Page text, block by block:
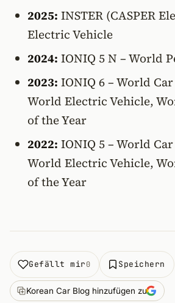
2025: INSTER (CASPER
Electric Vehicle
2024: IONIQ 5 N – World
2023: IONIQ 6 – World
World Electric Vehicle,
of the Year
2022: IONIQ 5 – World
World Electric Vehicle,
of the Year
Gefällt mir0 Speichern
Korean Car Blog hinzufügen zu